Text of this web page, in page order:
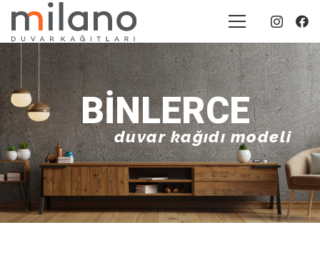
BINLERCE
duvar kağıdı modeli